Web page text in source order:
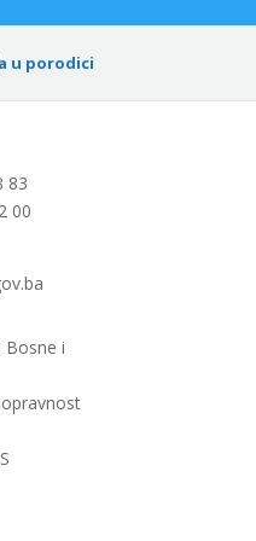
u porodici
83
00
Bosne i